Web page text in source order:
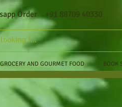
Order +91 88709 40330
GROCERY AND GOURMET FOOD BOOK